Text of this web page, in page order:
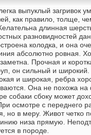
выпуклый загривок
как правило, толще,
длинная
разновидностей
колодка, и она
абсолютно ровная.
Прочная и
он сильный и широкий.
и широкая, ребра
Она не похожа на
собаки сбоку может
осмотре с переднего
но в меру. Живот четко
низа прямую.
в породе.